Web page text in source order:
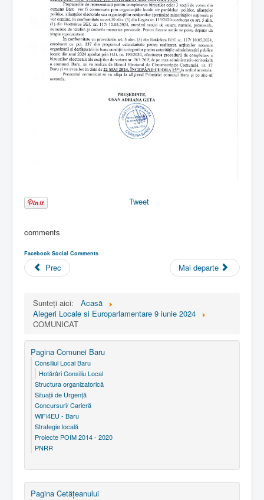
Tweet
comments
Facebook Social Comments
Prec Mai departe
Sunteți aici:
Acasă
Alegeri Locale si Europarlamentare 9 iunie 2024
COMUNICAT
Pagina Comunei Baru
Consiliul Local Baru
Hotărâri Consiliu Local
Structura organizatorică
Situaţii de Urgenţă
Concursuri/ Carieră
WiFi4EU - Baru
Strategie locală
Proiecte POIM 2014 - 2020
PNRR
Pagina Cetăţeanului